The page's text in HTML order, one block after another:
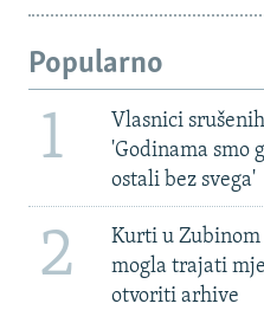
Popularno
1
Vlasnici
'Godinama smo
ostali bez svega'
2
Kurti u Zubinom
mogla trajati
otvoriti arhive